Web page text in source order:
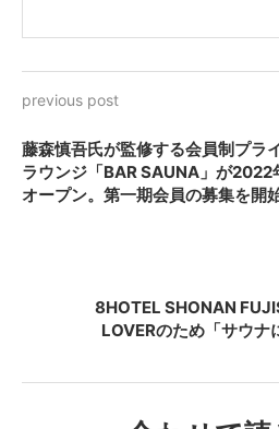
previous post
藤森慎吾氏が監修する会員制プラ
ラウンジ「BAR SAUNA」が2022
オープン。第一期会員の募集を開
8HOTEL SHONAN
LOVERのため「サウナ